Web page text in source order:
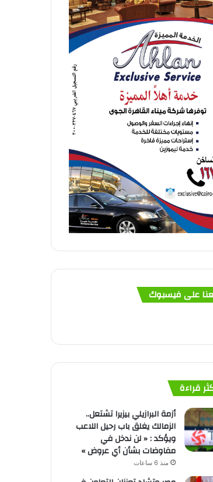
على فيسبوك
قراءة
أزمة البرازيلي بيزيرا تشتعل..
الزمالك يغلق باب رحيل اللاعب
ويؤكد : « لن ندخل في
مفاوضات بشأن أي عروض »
منذ 6 ساعات